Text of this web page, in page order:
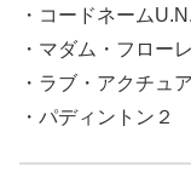
・コードネーム
・マダム・フロー
・ラブ・アクチュ
・パディントン２